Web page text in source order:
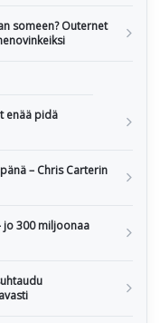
someen? Outernet
enää pidä
– Chris Carterin
jo 300 miljoonaa